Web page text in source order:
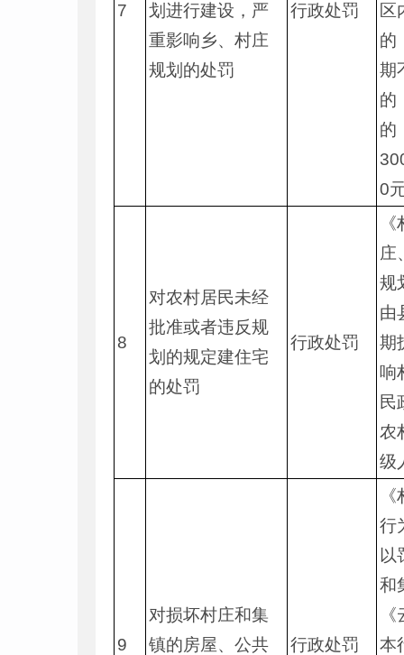
7
划进行建设，严
重影响乡、村庄
规划的处罚
行政处罚
区
的
期
的
的
0
8
对农村居民未经
批准或者违反规
划的规定建住宅
的处罚
行政处罚
庄
规
由
期
响
民
农
级
9
对损坏村庄和集
镇的房屋、公共
行政处罚
行
以
和
本